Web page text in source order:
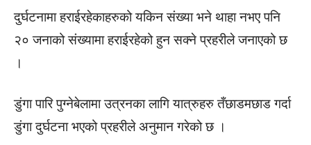
दुर्घटनामा हराईरहेकाहरुको यकिन संख्या भने थाहा नभए पनि
२० जनाको संख्यामा हराईरहेको हुन सक्ने प्रहरीले जनाएको छ
।
डुंगा पारि पुग्नेबेलामा उत्रनका लागि यात्रुहरु तँछाडमछाड गर्दा
डुंगा दुर्घटना भएको प्रहरीले अनुमान गरेको छ ।